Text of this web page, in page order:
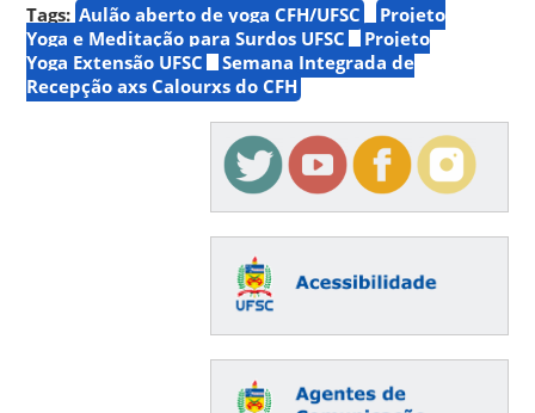
Tags: Aulão aberto de yoga CFH/UFSC
Projeto
Yoga e Meditação para Surdos UFSC
Projeto
Yoga Extensão UFSC
Semana Integrada de
Recepção axs Calourxs do CFH